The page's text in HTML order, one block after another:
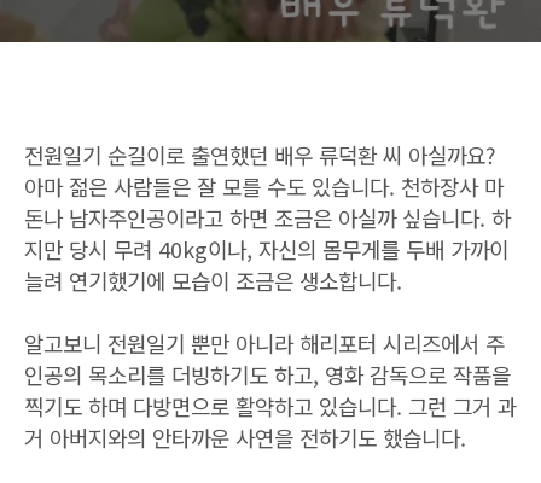
전원일기 순길이로 출연했던 배우 류덕환 씨 아실까요?
아마 젊은 사람들은 잘 모를 수도 있습니다. 천하장사 마
돈나 남자주인공이라고 하면 조금은 아실까 싶습니다. 하
지만 당시 무려 40kg이나, 자신의 몸무게를 두배 가까이
늘려 연기했기에 모습이 조금은 생소합니다.
알고보니 전원일기 뿐만 아니라 해리포터 시리즈에서 주
인공의 목소리를 더빙하기도 하고, 영화 감독으로 작품을
찍기도 하며 다방면으로 활약하고 있습니다. 그런 그거 과
거 아버지와의 안타까운 사연을 전하기도 했습니다.